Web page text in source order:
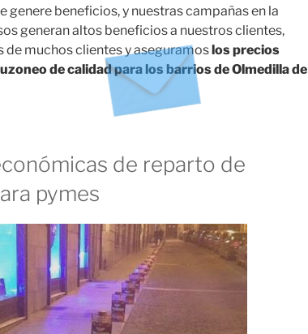
genere beneficios, y nuestras campañas en la
generan altos beneficios a nuestros clientes,
de muchos clientes y aseguramoslos precios
de calidad para los barrios de Olmedilla de
de reparto de
pymes